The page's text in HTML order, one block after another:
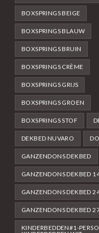
BOXSPRINGS BEIGE
BOXSPRINGS BLAUW
BOXSPRINGS BRUIN
BOXSPRINGS CRÈME
BOXSPRINGS GRIJS
BOXSPRINGS GROEN
BOXSPRINGS STOF
DEKBED NUVARO
GANZENDONS DEKBED
GANZENDONS DEKBED
GANZENDONS DEKBED
GANZENDONS DEKBED
KINDERBEDDEN#1-